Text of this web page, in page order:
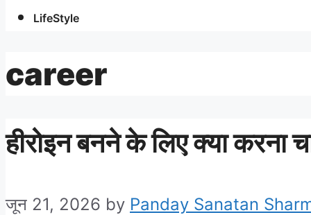
LifeStyle
career
हीरोइन बनने के लिए क्या करना
जून 21, 2026 by Panday Sanatan